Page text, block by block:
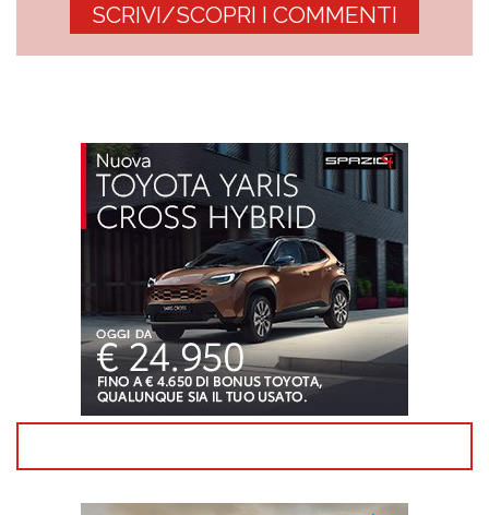
SCRIVI/SCOPRI I COMMENTI